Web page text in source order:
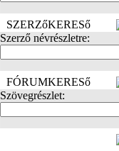
SZERZőKERESő
Szerző névrészletre:
FÓRUMKERESő
Szövegrészlet: